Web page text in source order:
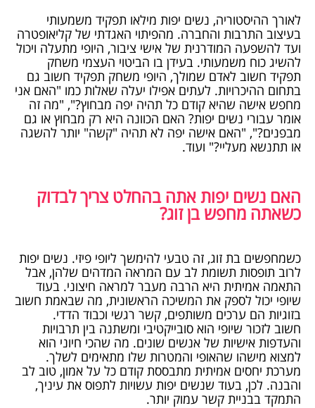
לאורך ההיסטוריה, נשים יפות מילאו תפקיד משמעותי
בעיצוב התרבות והחברה. מהפיתוי האגדתי של קליאופטרה
ועד להשפעה המודרנית של אישי ציבור, היופי מתעלה ויכול
להשיג כוח משמעותי. בעידן בו הביטוי העצמי משחק
תפקיד חשוב לאדם שמולך, היופי משחק תפקיד חשוב גם
בתחום ההיכרויות. לעתים אפילו יעלה שאלות כמו "האם אני
מחפש אישה שהיא קודם כל תהיה יפה מבחוץ?", "מה זה
אומר עבורי נשים יפות? האם הכוונה היא רק מבחוץ או גם
מבפנים?", "האם אישה יפה לא תהיה "קשה" יותר להשגה
או תתנשא מעליי?" ועוד.
האם נשים יפות אתה בהחלט צריך לבדוק
כשאתה מחפש בן זוג?
כשמחפשים בת זוג, זה טבעי להימשך ליופי פיזי. נשים יפות
לרוב תופסות תשומת לב עם המראה המדהים שלהן, אבל
התאמה אמיתית היא הרבה מעבר למראה חיצוני. בעוד
שיופי יכול לספק את המשיכה הראשונית, מה שבאמת חשוב
בזוגיות הם ערכים משותפים, קשר רגשי וכבוד הדדי.
חשוב לזכור שיופי הוא סובייקטיבי ומשתנה בין תרבויות
והעדפות אישיות של אנשים שונים. מה שהכי חיוני הוא
למצוא מישהו שהאופי והמטרות שלו מתאימים לשלך.
מערכת יחסים אמיתית מתבססת קודם כל על אמון, טוב לב
והבנה. לכן, בעוד שנשים יפות עשויות לתפוס את עיניך,
התמקד בבניית קשר עמוק יותר.